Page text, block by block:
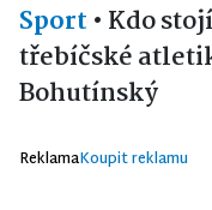
Sport • Kdo
třebíčské
Bohutínský
ReklamaKoupit reklamu